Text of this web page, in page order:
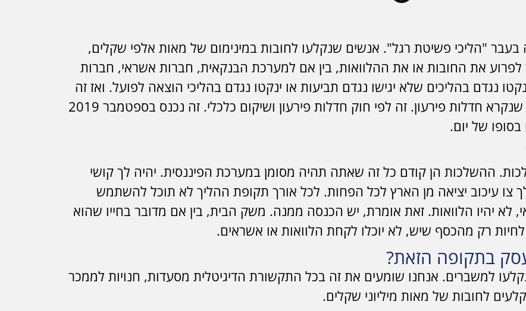
"הליכי פשיטת רגל". אנשים שנקלעו לחובות במינימום של מאות אלפי שקלים,
לפרוע את החובות או את ההלוואות, בין אם למערכת הבנקאית, חברות אשראי, חברות
נגדם בהליכים שלא יגישו נגדם תביעות או ינקטו נגדם בהליכי הוצאה לפועל. ואז זה
אומר עיקולים וכיוצא בזה. הם פונים להליך שנקרא חדלות פירעון. זה לפי חוק חדלות פירעון ושיקום כלכלי. זה נכנס בספטמבר 2019
של יום.
ההשלכות הן קודם כל זה שאתה תהיה מסומן במערכת הפיננסית. יהיה לך קושי
צו עיכוב יציאה מן הארץ לכל הפחות. לכל אורך תקופת ההליך לא תוכל להשתמש
יהיו הלוואות. זאת אומרת, יש הכנסה ממנה. משק הבית, בין אם מדובר בחייו שהוא
רק מהכסף שיש, לא יוכלו לקחת הלוואות או אשראים.
בתקופה הזאת?
למשברים. אנחנו שומעים את זה בכל התקשורת הדיגיטלית מסעדות, חנויות לממכר
לחובות של מאות מיליוני שקלים.